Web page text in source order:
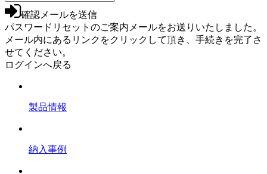
確認メールを送信
パスワードリセットのご案内メールをお送りいたしました。
メール内にあるリンクをクリックして頂き、手続きを完了さ
せてください。
ログインへ戻る
製品情報
納入事例